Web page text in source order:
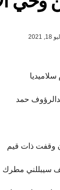
2021
حمد
وقفت ذات قيم
سيبللني مطرك